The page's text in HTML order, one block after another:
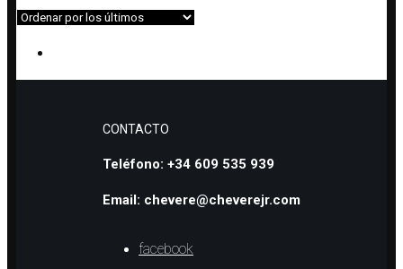
CONTACTO
Teléfono: +34 609 535 939
Email: chevere@cheverejr.com
facebook